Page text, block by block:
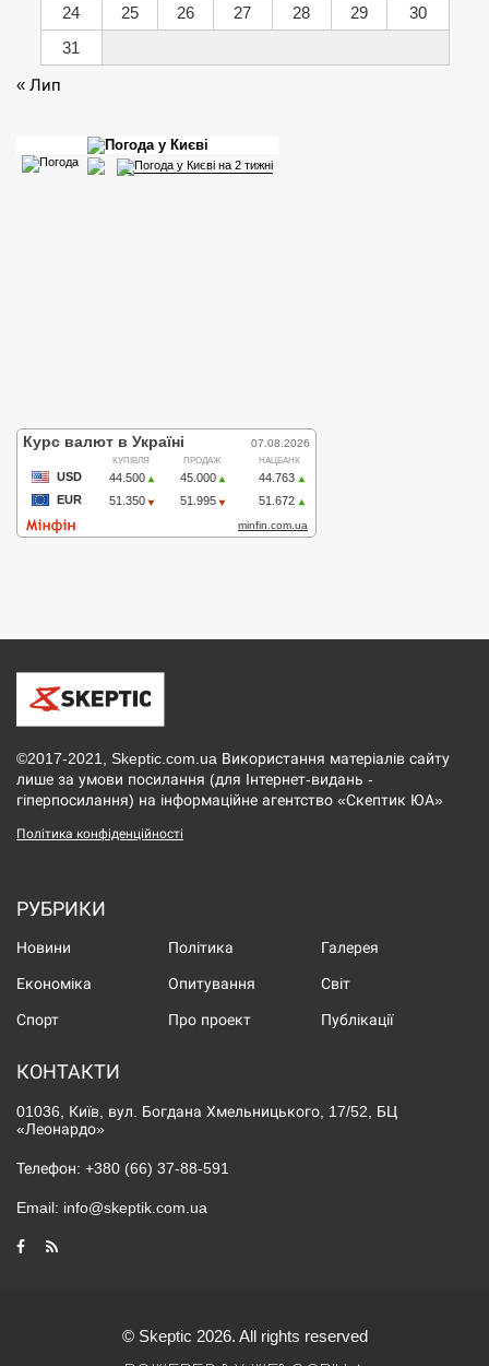
24
25 26 27 28 29
30
31
« Лип
©2017-2021, Skeptic.com.ua Використання матеріалів сайту
лише за умови посилання (для Інтернет-видань -
гіперпосилання) на інформаційне агентство «Скептик ЮА»
Політика конфіденційності
РУБРИКИ
Новини Політика Галерея
Економіка Опитування Світ
Спорт Про проект Публікації
КОНТАКТИ
01036, Київ, вул. Богдана Хмельницького, 17/52, БЦ
«Леонардо»
Телефон: +380 (66) 37-88-591
Email: info@skeptik.com.ua
© Skeptic 2026. All rights reserved